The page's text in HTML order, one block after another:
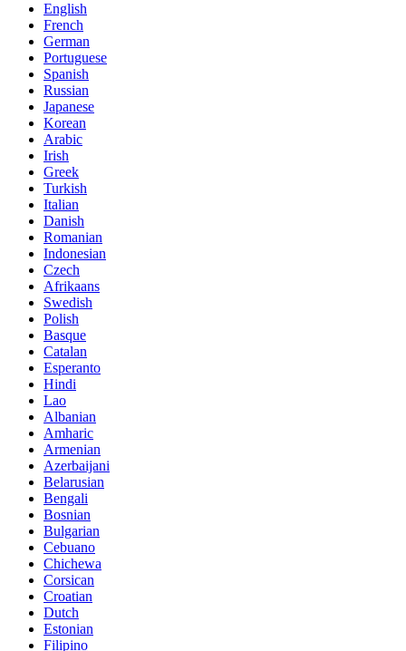
English
French
German
Portuguese
Spanish
Russian
Japanese
Korean
Arabic
Irish
Greek
Turkish
Italian
Danish
Romanian
Indonesian
Czech
Afrikaans
Swedish
Polish
Basque
Catalan
Esperanto
Hindi
Lao
Albanian
Amharic
Armenian
Azerbaijani
Belarusian
Bengali
Bosnian
Bulgarian
Cebuano
Chichewa
Corsican
Croatian
Dutch
Estonian
Filipino